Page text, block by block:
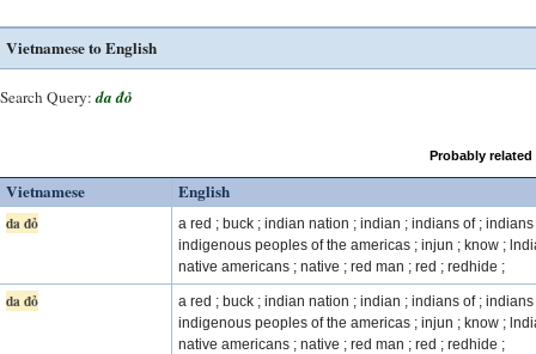
Vietnamese to English
Search Query: da đỏ
Probably
Vietnamese English
da đỏ
a red ; buck ; indian nation ; indian ; indians of ; indians
indigenous peoples of the americas ; injun ; know ;
native americans ; native ; red man ; red ; redhide ;
da đỏ
a red ; buck ; indian nation ; indian ; indians of ; indians
indigenous peoples of the americas ; injun ; know ;
native americans ; native ; red man ; red ; redhide ;